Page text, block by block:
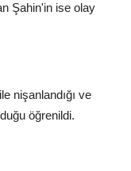
Şahin'in ise olay
nişanlandığı ve
öğrenildi.